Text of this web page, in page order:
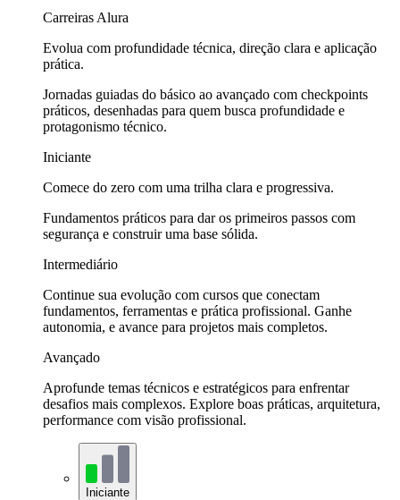
Carreiras Alura
Evolua com profundidade técnica, direção clara e aplicação
prática.
Jornadas guiadas do básico ao avançado com checkpoints
práticos, desenhadas para quem busca profundidade e
protagonismo técnico.
Iniciante
Comece do zero com uma trilha clara e progressiva.
Fundamentos práticos para dar os primeiros passos com
segurança e construir uma base sólida.
Intermediário
Continue sua evolução com cursos que conectam
fundamentos, ferramentas e prática profissional. Ganhe
autonomia, e avance para projetos mais completos.
Avançado
Aprofunde temas técnicos e estratégicos para enfrentar
desafios mais complexos. Explore boas práticas, arquitetura,
performance com visão profissional.
Iniciante